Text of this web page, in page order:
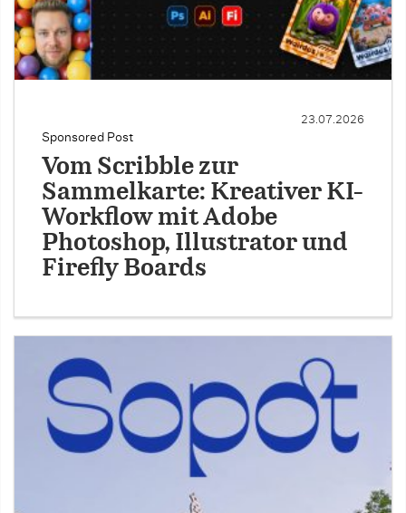
Sponsored Post
23.07.2026
Vom Scribble zur
Sammelkarte: Kreativer KI-
Workflow mit Adobe
Photoshop, Illustrator und
Firefly Boards